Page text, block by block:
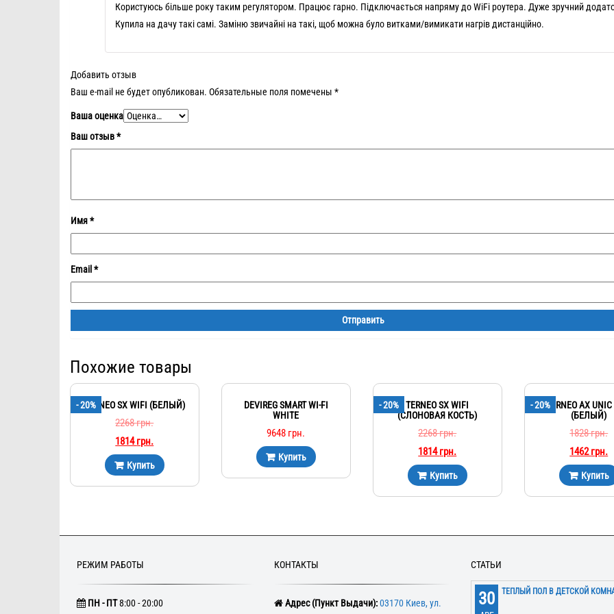
5
Користуюсь більше року таким регулятором. Працює гарно. Підключається напряму до WiFi роутера. Дуже зручний
Купила на дачу такі самі. Заміню звичайні на такі, щоб можна було витками/вимикати нагрів дистанційно.
Добавить отзыв
Ваш e-mail не будет опубликован. Обязательные поля помечены *
Ваша оценка
Ваш отзыв*
Имя*
Email *
Похожие товары
- 20%
TERNEO SX WIFI (БЕЛЫЙ)
2268грн.
1814грн.
Купить
DEVIREG SMART WI-FI
WHITE
9648 грн.
Купить
- 20%
TERNEO SX WIFI
(СЛОНОВАЯ КОСТЬ)
2268грн.
1814грн.
Купить
- 20%TERNEO AX
(БЕЛЫЙ)
1828грн.
1462грн.
Купить
РЕЖИМ РАБОТЫ
ПН - ПТ8:00 - 20:00
КОНТАКТЫ
Адрес (Пункт Выдачи): 03170 Киев, ул.
СТАТЬИ
30 ТЕПЛЫЙ ПОЛ В ДЕТСКОЙ